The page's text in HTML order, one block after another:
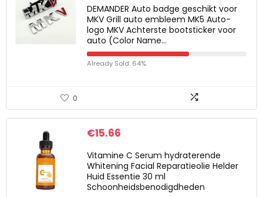
DEMANDER Auto badge geschikt voor
MKV Grill auto embleem MK5 Auto-
logo MKV Achterste bootsticker voor
auto (Color Name…
Already Sold: 64%
0
€15.66
Vitamine C Serum hydraterende
Whitening Facial Reparatieolie Helder
Huid Essentie 30 ml
Schoonheidsbenodigdheden